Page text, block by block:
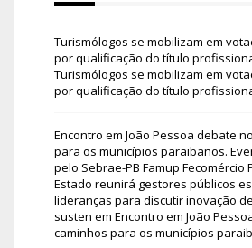
Turismólogos se mobilizam em
por qualificação do título
Turismólogos se mobilizam em
por qualificação do título
Encontro em João Pessoa debate
para os municípios paraibanos.
pelo Sebrae-PB Famup Fecomércio
Estado reunirá gestores públicos
lideranças para discutir inovação
susten em Encontro em João
caminhos para os municípios